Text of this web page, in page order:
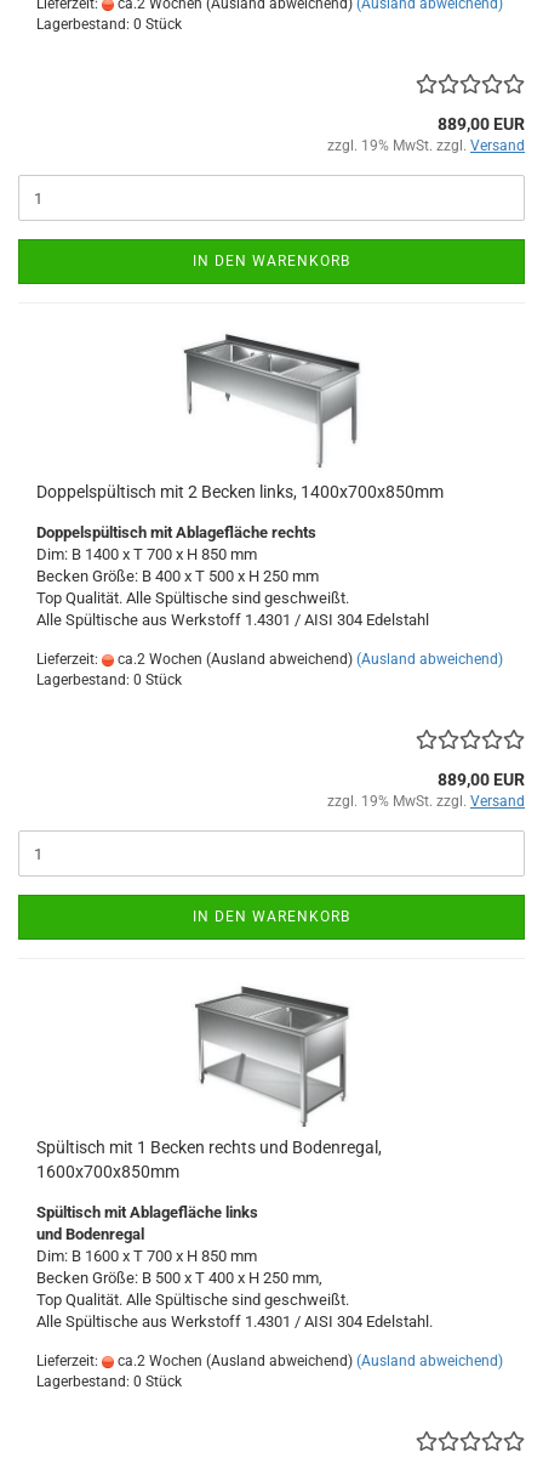
Lieferzeit: ca.2 Wochen (Ausland abweichend) (Ausland abweichend)
Lagerbestand: 0 Stück
889,00 EUR
zzgl. 19% MwSt. zzgl. Versand
IN DEN WARENKORB
Doppelspültisch mit 2 Becken links, 1400x700x850mm
Doppelspültisch mit Ablagefläche rechts
Dim: B 1400 x T 700 x H 850 mm
Becken Größe: B 400 x T 500 x H 250 mm
Top Qualität. Alle Spültische sind geschweißt.
Alle Spültische aus Werkstoff 1.4301 / AISI 304 Edelstahl
Lieferzeit: ca.2 Wochen (Ausland abweichend) (Ausland abweichend)
Lagerbestand: 0 Stück
889,00 EUR
zzgl. 19% MwSt. zzgl. Versand
IN DEN WARENKORB
Spültisch mit 1 Becken rechts und Bodenregal,
1600x700x850mm
Spültisch mit Ablagefläche links
und Bodenregal
Dim: B 1600 x T 700 x H 850 mm
Becken Größe: B 500 x T 400 x H 250 mm,
Top Qualität. Alle Spültische sind geschweißt.
Alle Spültische aus Werkstoff 1.4301 / AISI 304 Edelstahl.
Lieferzeit: ca.2 Wochen (Ausland abweichend) (Ausland abweichend)
Lagerbestand: 0 Stück